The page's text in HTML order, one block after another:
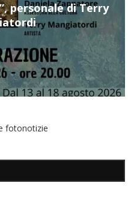
personale di Terry
fotonotizie